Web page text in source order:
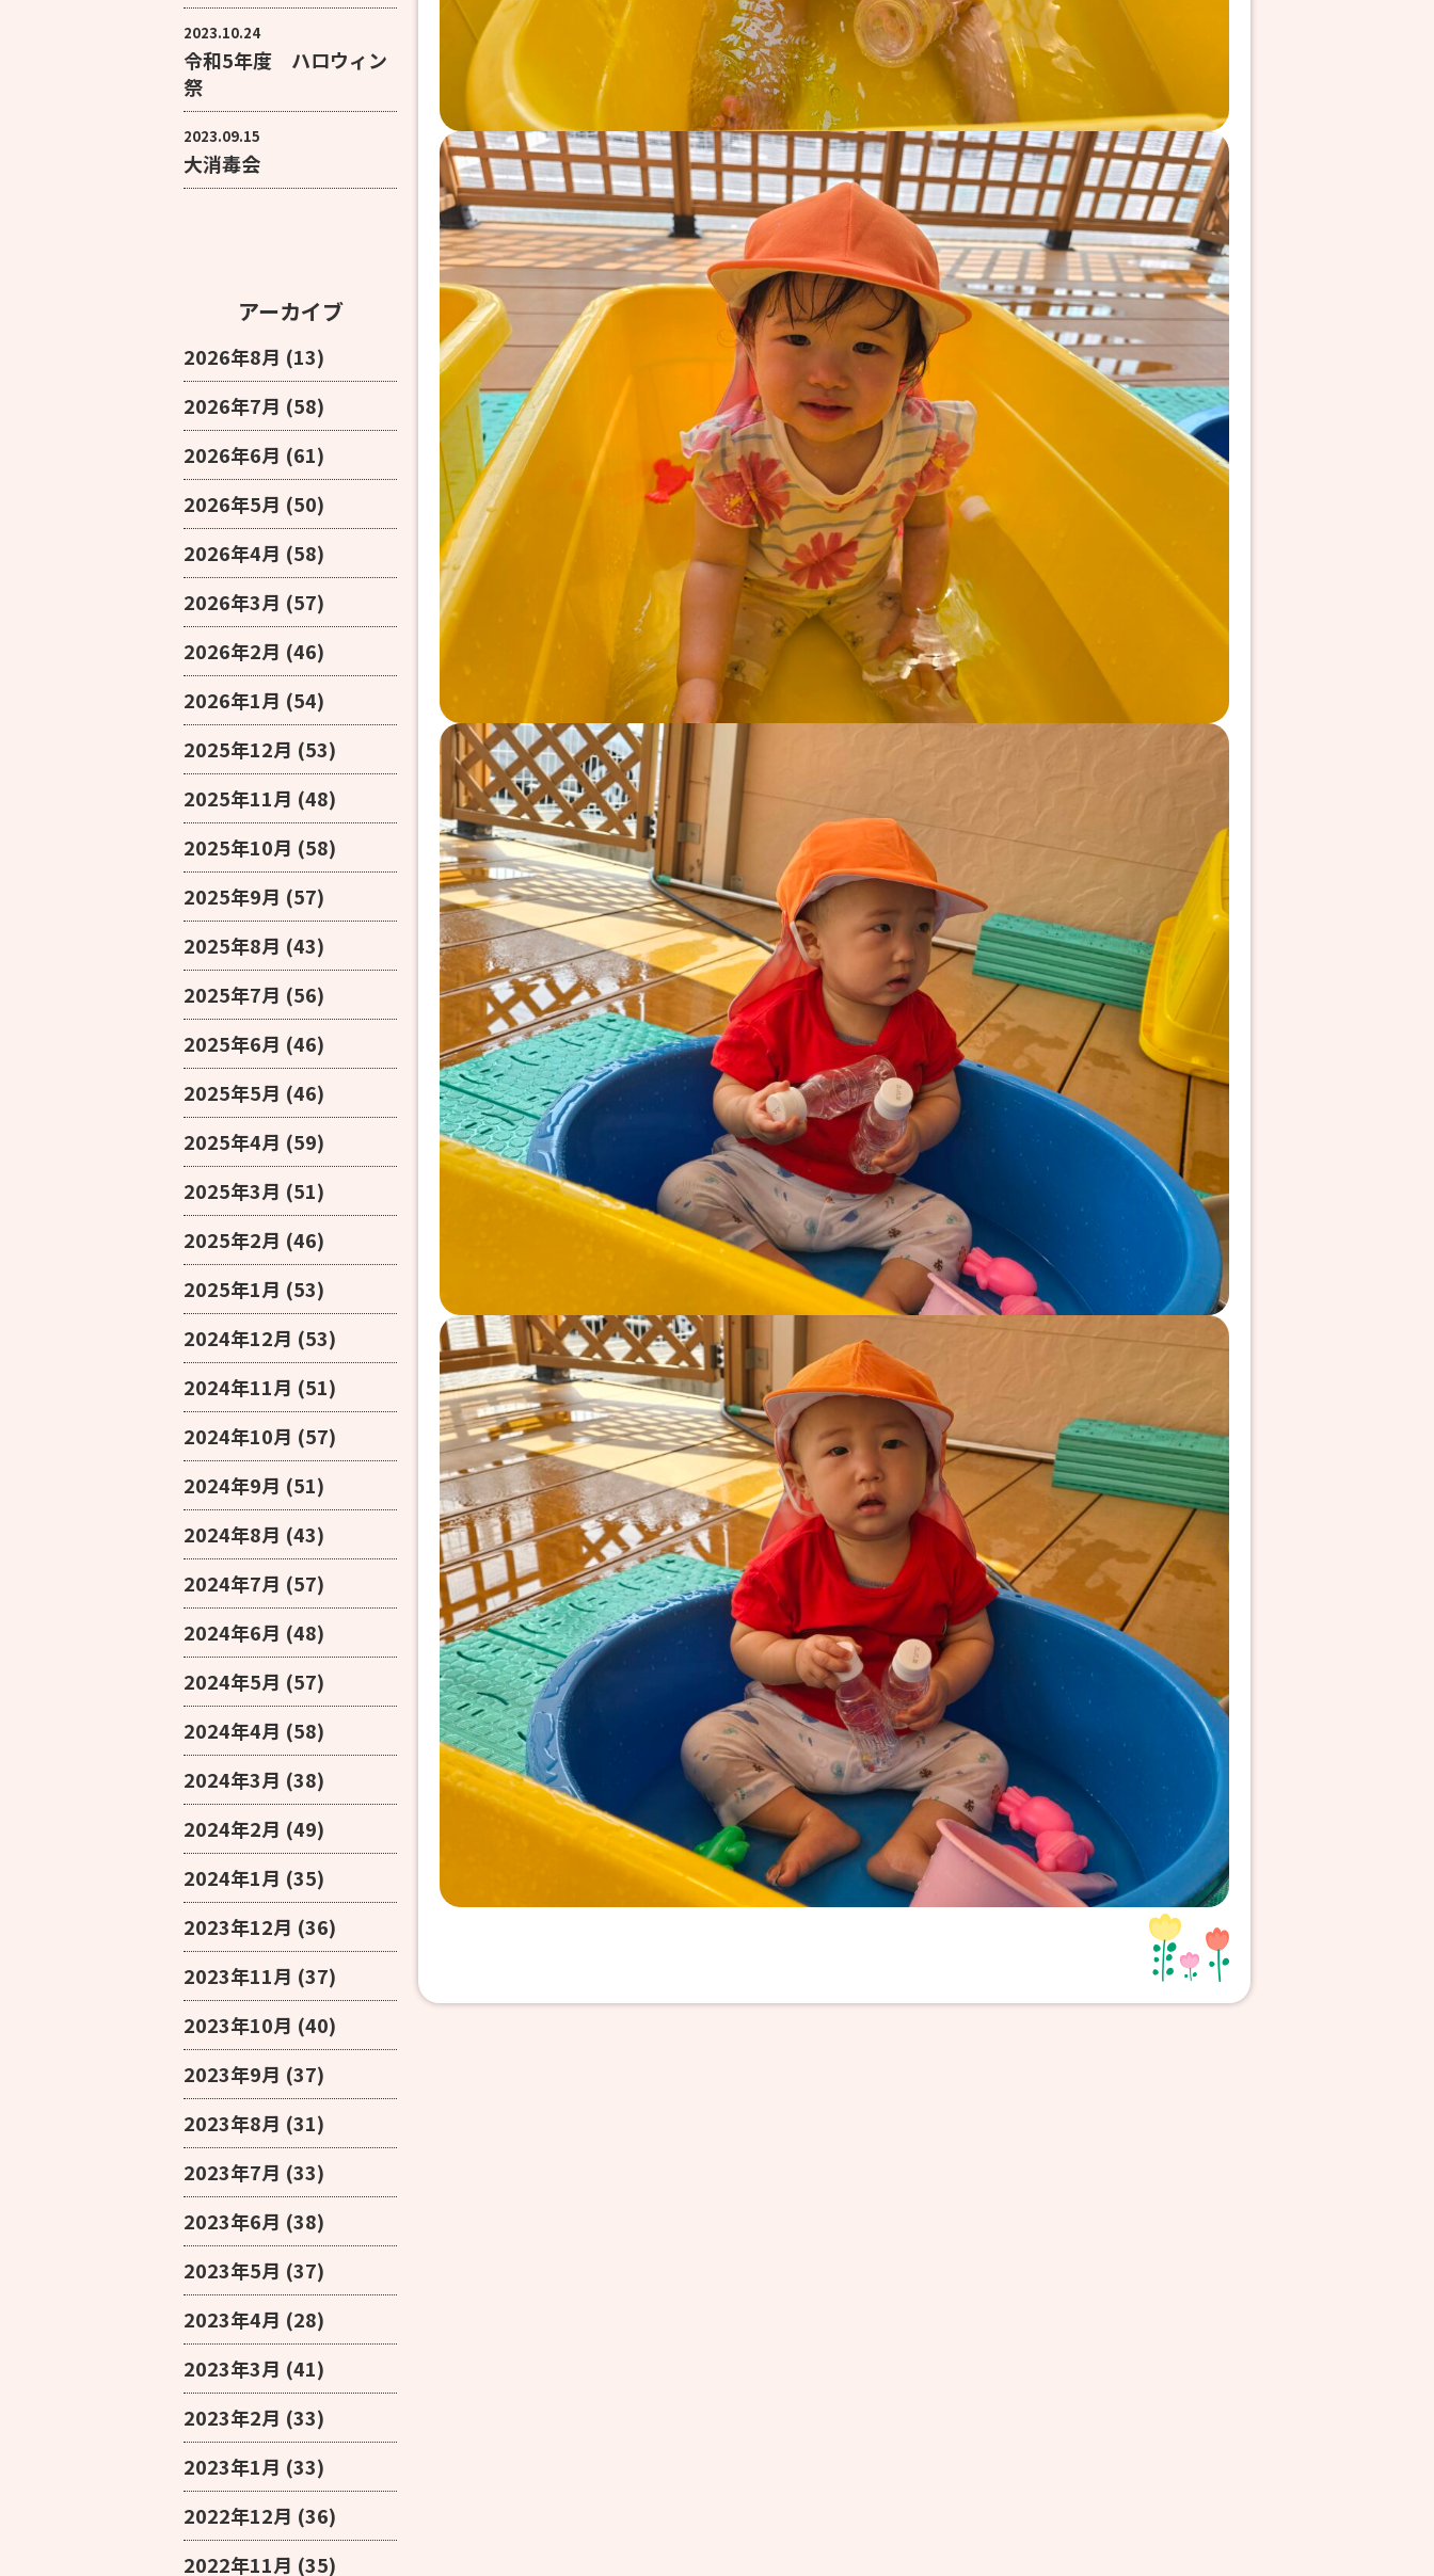
2023.10.24
令和5年度 ハロウィン
祭
2023.09.15
大消毒会
アーカイブ
2026年8月 (13)
2026年7月 (58)
2026年6月 (61)
2026年5月 (50)
2026年4月 (58)
2026年3月 (57)
2026年2月 (46)
2026年1月 (54)
2025年12月 (53)
2025年11月 (48)
2025年10月 (58)
2025年9月 (57)
2025年8月 (43)
2025年7月 (56)
2025年6月 (46)
2025年5月 (46)
2025年4月 (59)
2025年3月 (51)
2025年2月 (46)
2025年1月 (53)
2024年12月 (53)
2024年11月 (51)
2024年10月 (57)
2024年9月 (51)
2024年8月 (43)
2024年7月 (57)
2024年6月 (48)
2024年5月 (57)
2024年4月 (58)
2024年3月 (38)
2024年2月 (49)
2024年1月 (35)
2023年12月 (36)
2023年11月 (37)
2023年10月 (40)
2023年9月 (37)
2023年8月 (31)
2023年7月 (33)
2023年6月 (38)
2023年5月 (37)
2023年4月 (28)
2023年3月 (41)
2023年2月 (33)
2023年1月 (33)
2022年12月 (36)
2022年11月 (35)